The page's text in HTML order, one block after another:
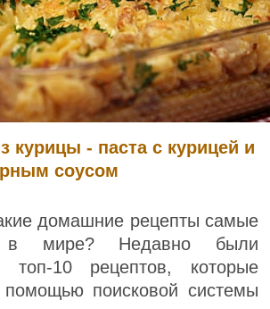
курицы - паста с курицей и
соусом
домашние рецепты самые
в мире? Недавно были
топ-10 рецептов, которые
поисковой системы